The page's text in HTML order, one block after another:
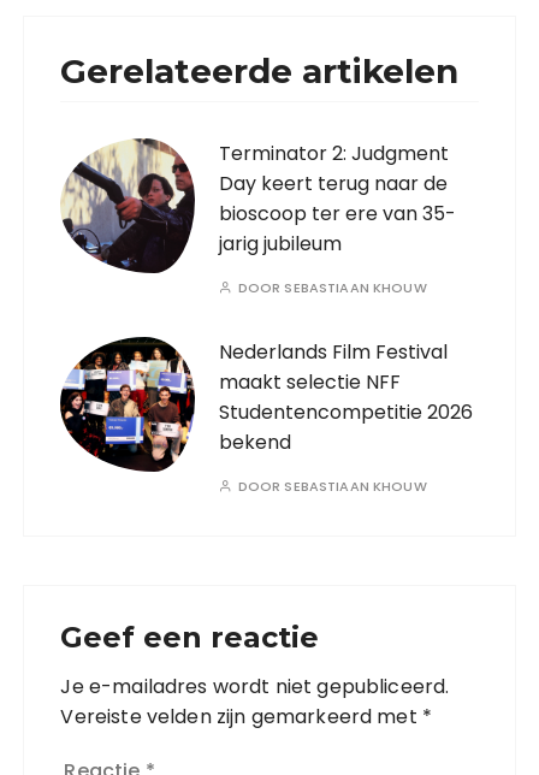
Gerelateerde artikelen
Terminator 2: Judgment
Day keert terug naar de
bioscoop ter ere van 35-
jarig jubileum
DOOR SEBASTIAAN KHOUW
Nederlands Film Festival
maakt selectie NFF
Studentencompetitie 2026
bekend
DOOR SEBASTIAAN KHOUW
Geef een reactie
Je e-mailadres wordt niet gepubliceerd.
Vereiste velden zijn gemarkeerd met *